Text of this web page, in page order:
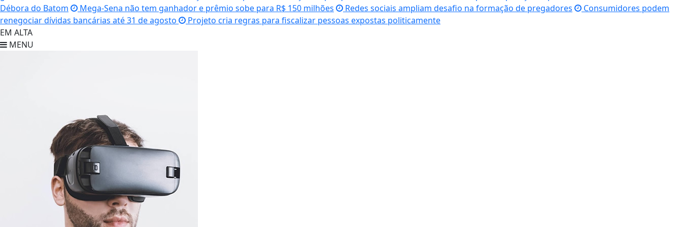
Débora do Batom
Mega-Sena não tem ganhador e prêmio sobe para R$ 150 milhões Redes sociais ampliam desafio na formação de pregadores
Consumidores podem
renegociar dívidas bancárias até 31 de agosto
Projeto cria regras para fiscalizar pessoas expostas politicamente
EM ALTA
MENU